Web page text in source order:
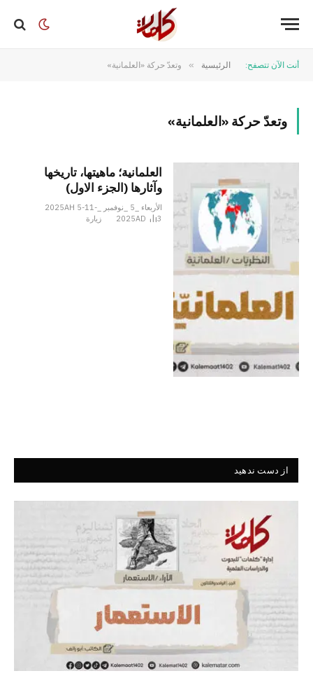
أنت الآن تتصفح: الرئيسية » وتعدّ حركة «العلمانية»
وتعدّ حركة «العلمانية»
العلمانية؛ ماهيتها، تاريخها
وآثارها (الجزء الاول)
الأربعاء _5 _نوفمبر _2025AH 5-11-
2025AD
3 زيارة
از دست ندهید